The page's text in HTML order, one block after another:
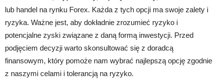
lub handel na rynku Forex. Każda z tych opcji ma swoje zalety i
ryzyka. Ważne jest, aby dokładnie zrozumieć ryzyko i
potencjalne zyski związane z daną formą inwestycji. Przed
podjęciem decyzji warto skonsultować się z doradcą
finansowym, który pomoże nam wybrać najlepszą opcję zgodnie
z naszymi celami i tolerancją na ryzyko.